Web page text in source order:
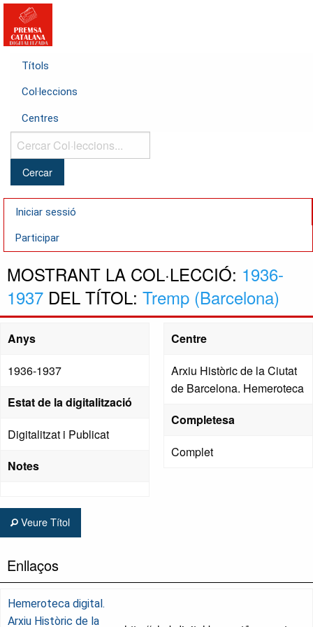
Títols
Col·leccions
Centres
Cercar
Col·leccions...
Iniciar sessió
Participar
MOSTRANT LA COL·LECCIÓ: 1936-
1937 DEL TÍTOL: Tremp (Barcelona)
Anys
1936-1937
Estat de la digitalització
Digitalitzat i Publicat
Notes
Centre
Arxiu Històric de la Ciutat
de Barcelona. Hemeroteca
Completesa
Complet
Veure Títol
Enllaços
Hemeroteca digital.
Arxiu Històric de la